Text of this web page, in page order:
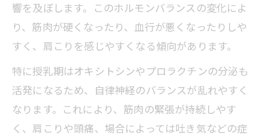
響を及ぼします。このホルモンバランスの変化によ
り、筋肉が硬くなったり、血行が悪くなったりしや
すく、肩こりを感じやすくなる傾向があります。
特に授乳期はオキシトシンやプロラクチンの分泌も
活発になるため、自律神経のバランスが乱れやすく
なります。これにより、筋肉の緊張が持続しやす
く、肩こりや頭痛、場合によっては吐き気などの症